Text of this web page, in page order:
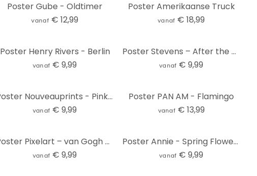
Poster Gube - Oldtimer
vanaf € 12,99
Poster Amerikaanse Truck
vanaf € 18,99
Poster Henry Rivers - Berlin
vanaf € 9,99
Poster Stevens – After the Ball
vanaf € 9,99
Poster Nouveauprints - Pink Triangles
vanaf € 9,99
Poster PAN AM - Flamingo
vanaf € 13,99
Poster Pixelart – van Gogh – zelfportret
vanaf € 9,99
Poster Annie - Spring Flowers
vanaf € 9,99